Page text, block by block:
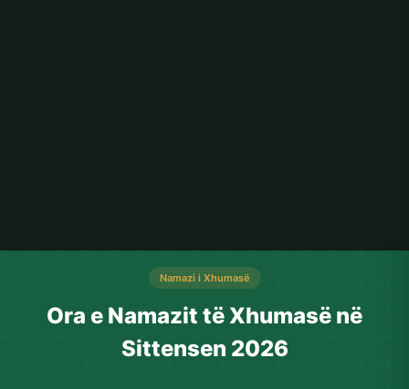
Namazi i Xhumasë
Ora e Namazit të Xhumasë në
Sittensen 2026